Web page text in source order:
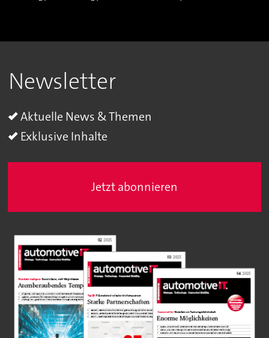
Newsletter
Aktuelle News & Themen
Exklusive Inhalte
Jetzt abonnieren